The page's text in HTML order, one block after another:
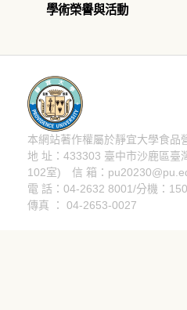
學術榮譽與活動
本網站著作權屬於靜宜大學食品
地 址：433303 臺中市沙鹿區臺
102室) 信 箱：
電 話：04-2632 8001/分機：
傳真 ： 04-2653-0027